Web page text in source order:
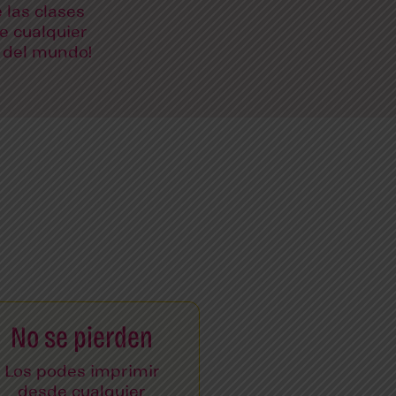
las clases
cualquier
mundo!
No se pierden
Los podes imprimir
desde cualquier